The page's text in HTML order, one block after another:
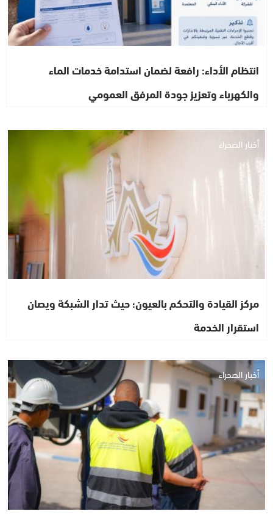
انتظام الأداء: رافعة لضمان استدامة خدمات الماء
والكهرباء وتعزيز جودة المرفق العمومي
أخبار الصحراء
مركز القيادة والتحكم بالعيون؛ حيث تدار الشبكة ويصان
استقرار الخدمة
أخبار الصحراء